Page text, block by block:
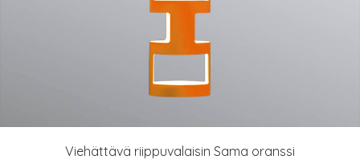
Viehättävä riippuvalaisin Sama oranssi